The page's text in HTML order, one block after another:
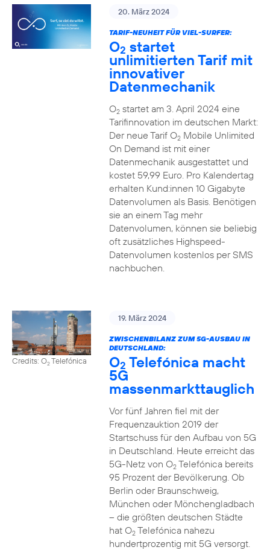
20. März 2024
TARIF-NEUHEIT FÜR VIEL-SURFER:
O2 startet
unlimitierten Tarif mit
innovativer
Datenmechanik
O2startet am 3. April 2024 eine
Tarifinnovation im deutschen Markt:
Der neue Tarif O2Mobile Unlimited
On Demand ist mit einer
Datenmechanik ausgestattet und
kostet 59,99 Euro. Pro Kalendertag
erhalten Kund:innen 10 Gigabyte
Datenvolumen als Basis. Benötigen
sie an einem Tag mehr
Datenvolumen, können sie beliebig
oft zusätzliches Highspeed-
Datenvolumen kostenlos per SMS
nachbuchen.
Credits: O2Telefónica
19. März 2024
ZWISCHENBILANZ ZUM 5G-AUSBAU IN
DEUTSCHLAND:
O2 Telefónica macht
5G
massenmarkttauglich
Vor fünf Jahren fiel mit der
Frequenzauktion 2019 der
Startschuss für den Aufbau von 5G
in Deutschland. Heute erreicht das
5G-Netz von O2Telefónica bereits
95 Prozent der Bevölkerung. Ob
Berlin oder Braunschweig,
München oder Mönchengladbach
– die größten deutschen Städte
hat O2Telefónica nahezu
hundertprozentig mit 5G versorgt.